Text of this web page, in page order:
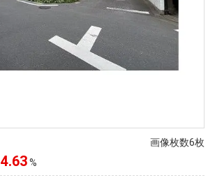
画像枚数6枚
4.63%